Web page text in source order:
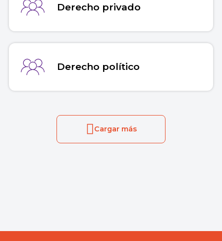
Derecho privado
Derecho político
Cargar más